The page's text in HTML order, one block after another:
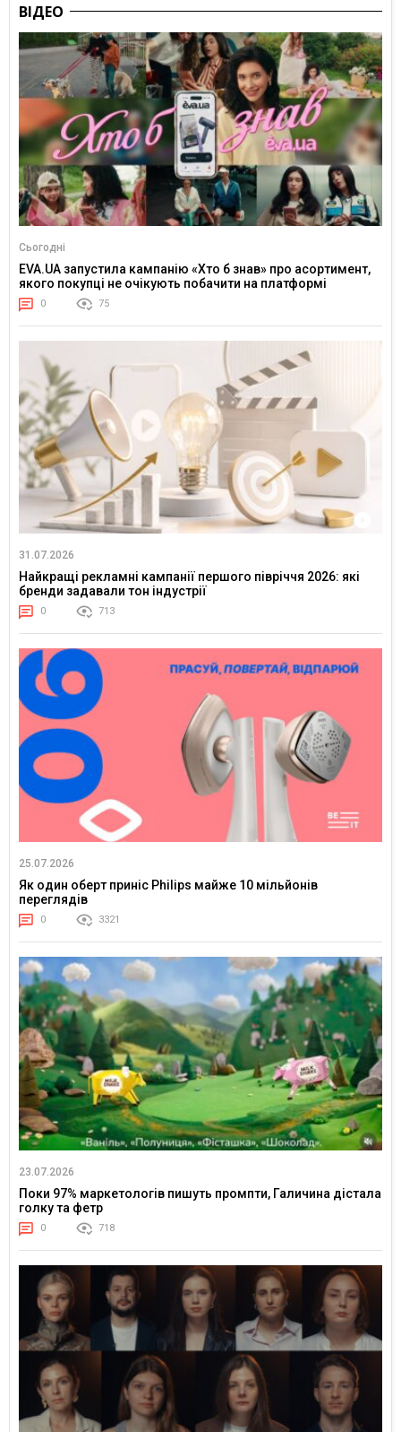
ВІДЕО
Сьогодні
EVA.UA запустила кампанію «Хто б знав» про асортимент,
якого покупці не очікують побачити на платформі
0 75
31.07.2026
Найкращі рекламні кампанії першого півріччя 2026: які
бренди задавали тон індустрії
0 713
25.07.2026
Як один оберт приніс Philips майже 10 мільйонів
переглядів
0 3321
23.07.2026
Поки 97% маркетологів пишуть промпти, Галичина дістала
голку та фетр
0 718